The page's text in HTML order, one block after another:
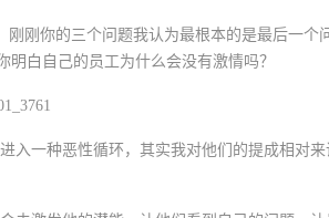
你的三个问题我认为最根本的是最后一个
白自己的员工为什么会没有激情吗？
入一种恶性循环，其实我对他们的提成相对